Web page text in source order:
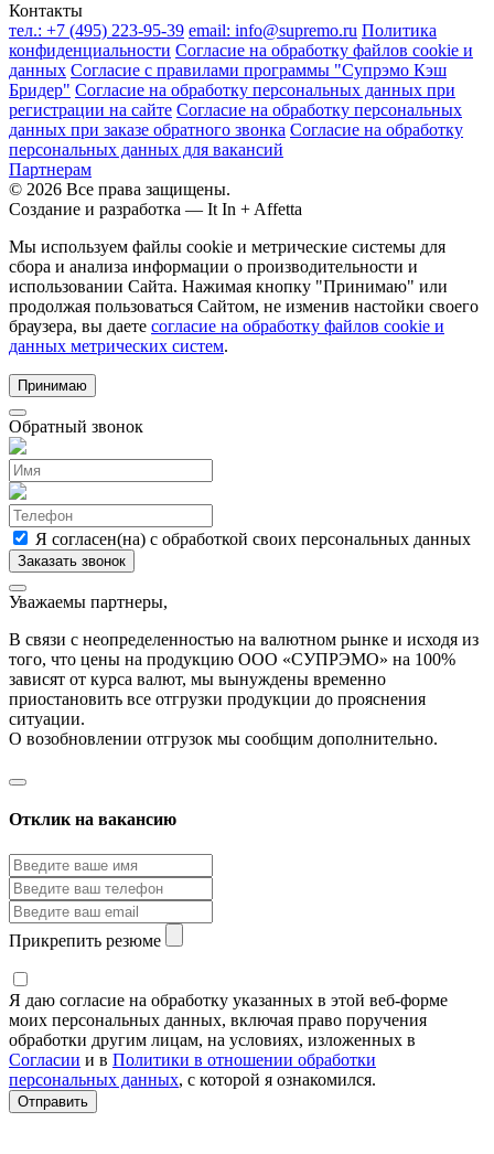
Контакты
тел.: +7 (495) 223-95-39 email: info@supremo.ru Политика
конфиденциальности Согласие на обработку файлов cookie и
данных Согласие с правилами программы "Супрэмо Кэш
Бридер" Согласие на обработку персональных данных при
регистрации на сайте Согласие на обработку персональных
данных при заказе обратного звонка Согласие на обработку
персональных данных для вакансий
Партнерам
© 2026 Все права защищены.
Создание и разработка — It In + Affetta
Мы используем файлы cookie и метрические системы для
сбора и анализа информации о производительности и
использовании Сайта. Нажимая кнопку "Принимаю" или
продолжая пользоваться Сайтом, не изменив настойки своего
браузера, вы даете согласие на обработку файлов cookie и
данных метрических систем.
Принимаю
Обратный звонок
Я согласен(на) с обработкой своих персональных данных
Уважаемы партнеры,
В связи с неопределенностью на валютном рынке и исходя из
того, что цены на продукцию ООО «СУПРЭМО» на 100%
зависят от курса валют, мы вынуждены временно
приостановить все отгрузки продукции до прояснения
ситуации.
О возобновлении отгрузок мы сообщим дополнительно.
Отклик на вакансию
Прикрепить резюме
Я даю согласие на обработку указанных в этой веб-форме
моих персональных данных, включая право поручения
обработки другим лицам, на условиях, изложенных в
Согласии и в Политики в отношении обработки
персональных данных, с которой я ознакомился.